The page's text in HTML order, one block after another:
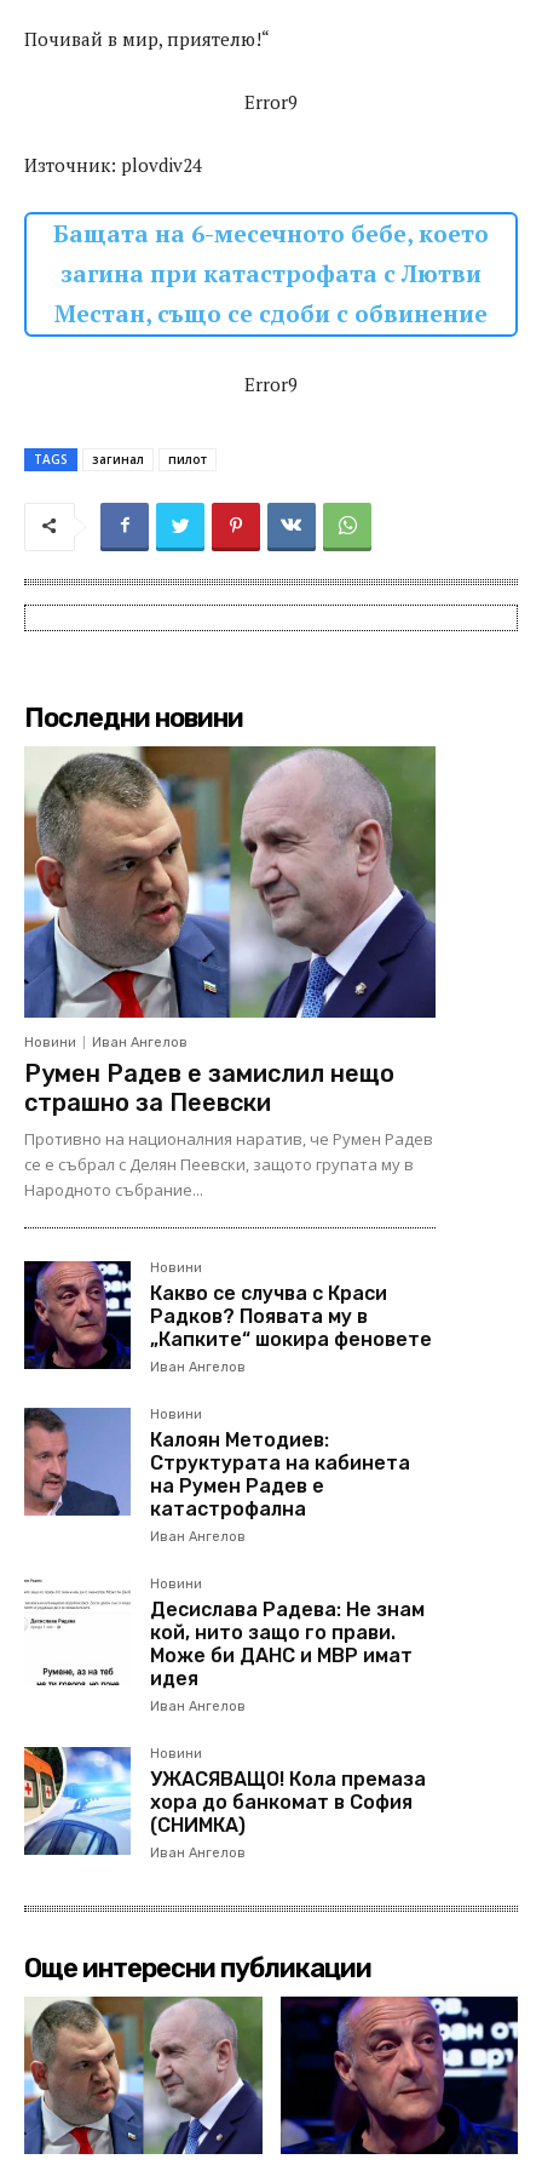
Почивай в мир, приятелю!“
Error9
Източник: plovdiv24
Бащата на 6-месечното бебе, което
загина при катастрофата с Лютви
Местан, също се сдоби с обвинение
Error9
TAGS загинал пилот
Последни новини
Новини Иван Ангелов
Румен Радев е замислил нещо
страшно за Пеевски
Противно на националния наратив, че Румен Радев
се е събрал с Делян Пеевски, защото групата му в
Народното събрание...
Новини
Какво се случва с Краси
Радков? Появата му в
„Капките“ шокира феновете
Иван Ангелов
Новини
Калоян Методиев:
Структурата на кабинета
на Румен Радев е
катастрофална
Иван Ангелов
Новини
Десислава Радева: Не знам
кой, нито защо го прави.
Може би ДАНС и МВР имат
идея
Иван Ангелов
Новини
УЖАСЯВАЩО! Кола премаза
хора до банкомат в София
(СНИМКА)
Иван Ангелов
Още интересни публикации